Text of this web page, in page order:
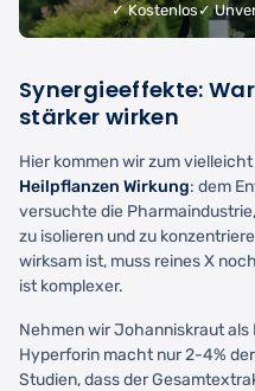
✓ Kostenlos✓
Synergieeffekte:
stärker wirken
Hier kommen wir zum
Heilpflanzen Wirkung: dem
versuchte die
zu isolieren und zu
wirksam ist, muss reines X
ist komplexer.
Nehmen wir Johanniskraut
Hyperforin macht nur 2-4%
Studien, dass der